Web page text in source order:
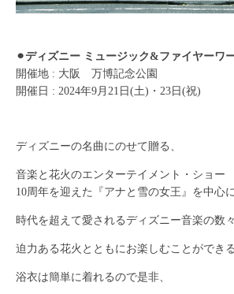
⚫︎ディズニー ミュージック&ファイヤーワ
開催地 : 大阪 万博記念公園
開催日 : 2024年9月21日(土)・23日(祝)
ディズニーの名曲にのせて贈る、
音楽と花火のエンターテイメント・ショー
10周年を迎えた『アナと雪の女王』を中心に
時代を超えて愛されるディズニー音楽の数々
迫力ある花火とともにお楽しむことができる
浴衣は簡単に着れるので是非、